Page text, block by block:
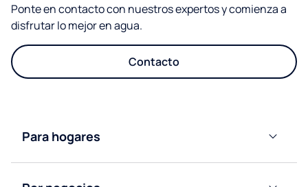
Ponte en contacto con nuestros expertos y comienza a
disfrutar lo mejor en agua.
Contacto
Para hogares
Dispensadores